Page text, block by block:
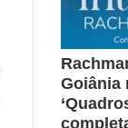
Goiânia